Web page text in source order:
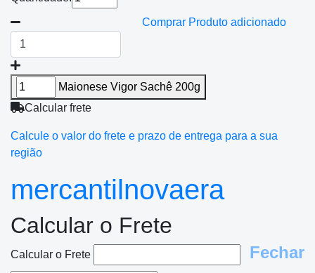
Comprar Produto adicionado
Maionese Vigor Sachê 200g
Calcular frete
Calcule o valor do frete e prazo de entrega para a sua
região
mercantilnovaera
Calcular o Frete
Fechar
Calcular o Frete